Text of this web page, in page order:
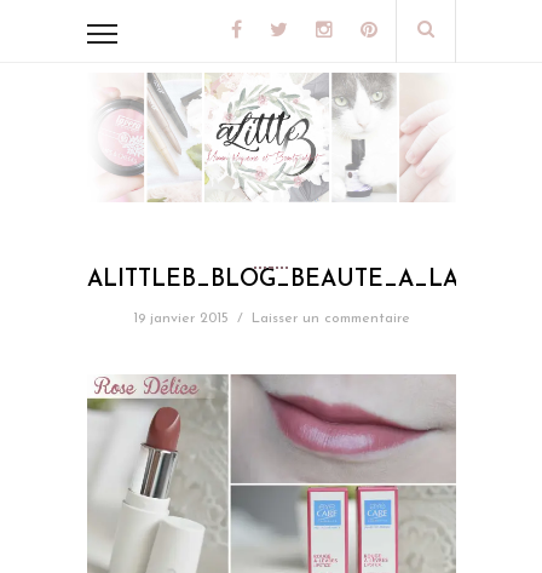
19 janvier 2015 / Laisser un commentaire